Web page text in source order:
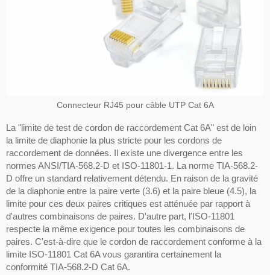
Connecteur RJ45 pour câble UTP Cat 6A
La "limite de test de cordon de raccordement Cat 6A" est de loin
la limite de diaphonie la plus stricte pour les cordons de
raccordement de données. Il existe une divergence entre les
normes ANSI/TIA-568.2-D et ISO-11801-1. La norme TIA-568.2-
D offre un standard relativement détendu. En raison de la gravité
de la diaphonie entre la paire verte (3.6) et la paire bleue (4.5), la
limite pour ces deux paires critiques est atténuée par rapport à
d'autres combinaisons de paires. D'autre part, l'ISO-11801
respecte la même exigence pour toutes les combinaisons de
paires. C'est-à-dire que le cordon de raccordement conforme à la
limite ISO-11801 Cat 6A vous garantira certainement la
conformité TIA-568.2-D Cat 6A.